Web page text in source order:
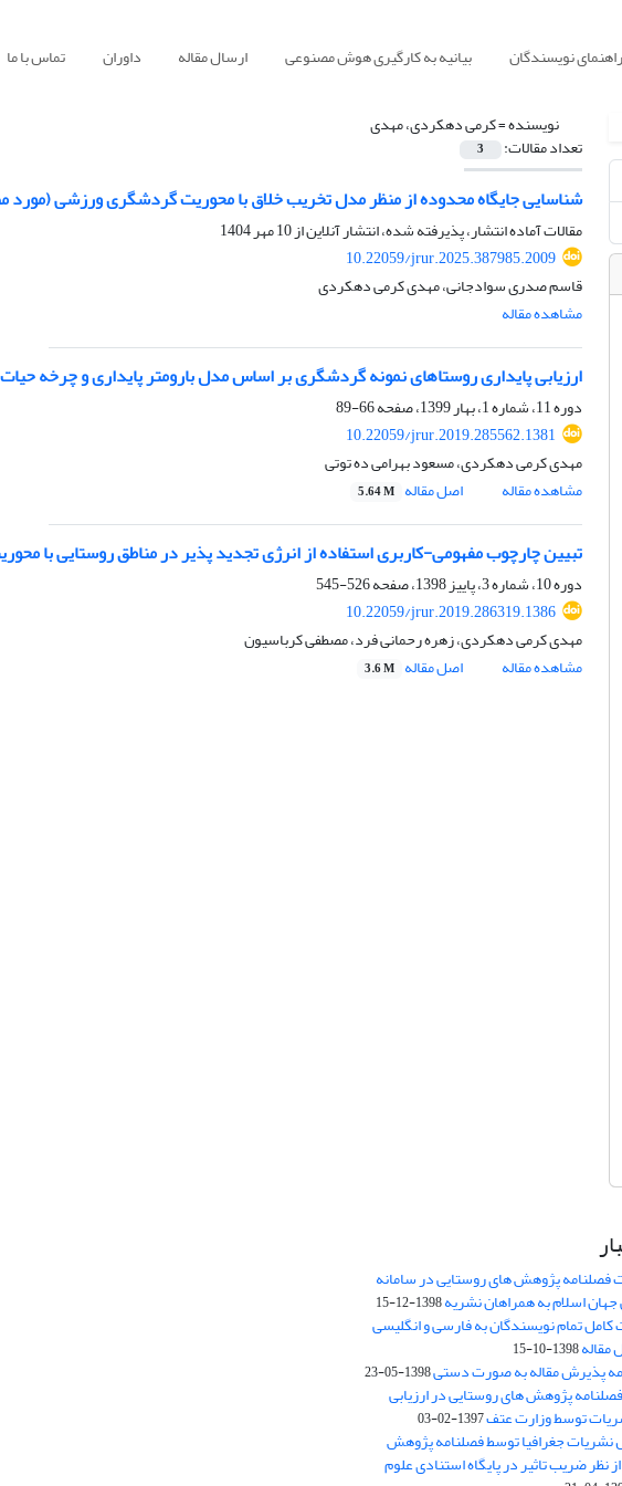
راهنمای نویسندگان بیانیه به کارگیری هوش مصنوعی ارسال مقاله داوران تماس با ما
نویسنده =کرمی دهکردی، مهدی
تعداد مقالات: 3
شناسایی جایگاه محدوده از منظر مدل تخریب خلاق با محوریت گردشگری ورزشی
مقالات آماده انتشار، پذیرفته شده، انتشار آنلاین از10 مهر 1404
10.22059/jrur.2025.387985.2009
قاسم صدری سوادجانی، مهدی کرمی دهکردی
مشاهده مقاله
ارزیابی پایداری روستاهای نمونه گردشگری بر اساس مدل بارومتر پایداری و چرخه
دوره 11، شماره 1، بهار 1399، صفحه
66-89
10.22059/jrur.2019.285562.1381
مهدی کرمی دهکردی، مسعود بهرامی ده توتی
مشاهده مقاله
اصل مقاله 5.64 M
تبیین چارچوب مفهومی-کاربری استفاده از انرژی تجدید پذیر در مناطق روستایی با
دوره 10، شماره 3، پاییز 1398، صفحه
526-545
10.22059/jrur.2019.286319.1386
مهدی کرمی دهکردی، زهره رحمانی فرد، مصطفی کرباسیون
مشاهده مقاله
اصل مقاله 3.6 M
فصلنامه پژوهش های روستایی در سامانه
اسلام به همراهان نشریه1398-12-15
تمام نویسندگان به فارسی و انگلیسی
مقاله1398-10-15
پذیرش مقاله به صورت دستی1398-05-23
کسب رتبه A فصلنامه پژوهش های روستایی در ارزیابی
1397-02-03
نشریات جغرافیا توسط فصلنامه پژوهش
نظر ضریب تاثیر در پایگاه استنادی علوم